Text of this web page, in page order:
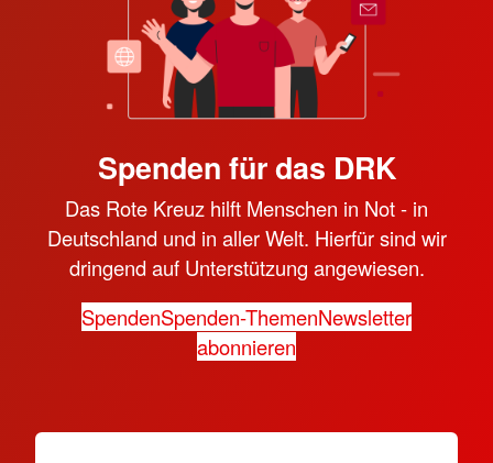
Spenden für das DRK
Das Rote Kreuz hilft Menschen in Not - in
Deutschland und in aller Welt. Hierfür sind wir
dringend auf Unterstützung angewiesen.
SpendenSpenden-ThemenNewsletter
abonnieren